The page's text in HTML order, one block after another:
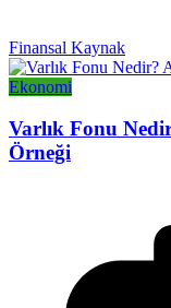
Finansal Kaynak
Ekonomi
Varlık Fonu
Örneği